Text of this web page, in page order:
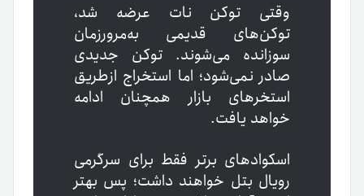
وقتی توکن نات عرضه شد،
توکن‌های قدیمی به‌مرورزمان
سوزانده می‌شوند. توکن جدیدی
صادر نمی‌شود؛ اما استخراج ازطریق
استخرهای بازار همچنان ادامه
خواهد یافت.
اسکوادهای برتر فقط برای سرگرمی
رویال بتل خواهند داشت؛ پس بهتر